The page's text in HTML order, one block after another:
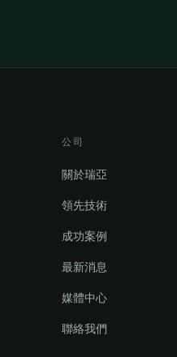
公司
關於瑞亞
領先技術
成功案例
最新消息
媒體中心
聯絡我們